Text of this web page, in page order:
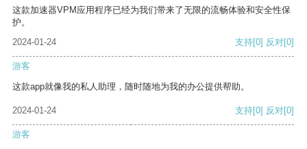
这款加速器VPM应用程序已经为我们带来了无限的流畅体验和安全性保
护。
2024-01-24
支持[0] 反对[0]
游客
这款app就像我的私人助理，随时随地为我的办公提供帮助。
2024-01-24 支持[0] 反对[0]
游客